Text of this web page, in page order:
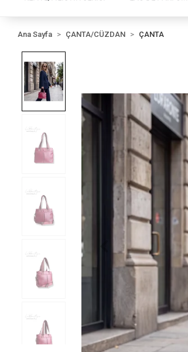
Ana Sayfa ÇANTA/CÜZDAN ÇANTA